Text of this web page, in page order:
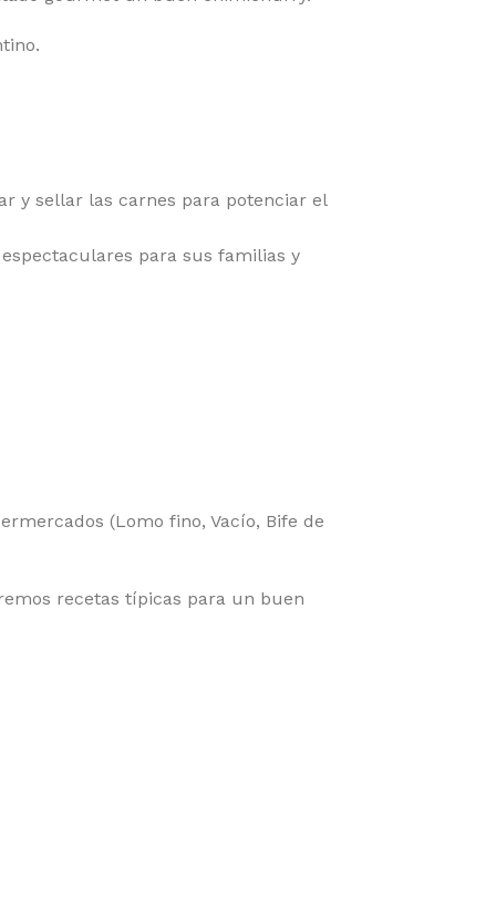
y sellar las carnes para potenciar el
para sus familias y
(Lomo fino, Vacío, Bife de
recetas típicas para un buen